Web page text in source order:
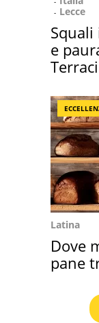
Lecce
e
Latina
Dove
pane